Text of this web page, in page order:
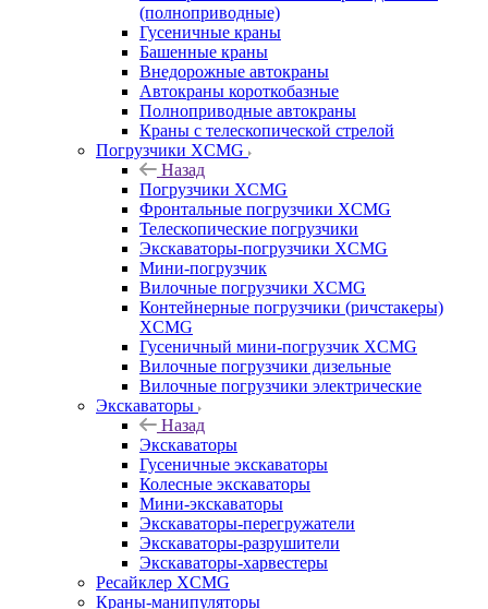
(полноприводные)
Гусеничные краны
Башенные краны
Внедорожные автокраны
Автокраны короткобазные
Полноприводные автокраны
Краны с телескопической стрелой
Погрузчики XCMG
Назад
Погрузчики XCMG
Фронтальные погрузчики XCMG
Телескопические погрузчики
Экскаваторы-погрузчики XCMG
Мини-погрузчик
Вилочные погрузчики XCMG
Контейнерные погрузчики (ричстакеры)
XCMG
Гусеничный мини-погрузчик XCMG
Вилочные погрузчики дизельные
Вилочные погрузчики электрические
Экскаваторы
Назад
Экскаваторы
Гусеничные экскаваторы
Колесные экскаваторы
Мини-экскаваторы
Экскаваторы-перегружатели
Экскаваторы-разрушители
Экскаваторы-харвестеры
Ресайклер XCMG
Краны-манипуляторы